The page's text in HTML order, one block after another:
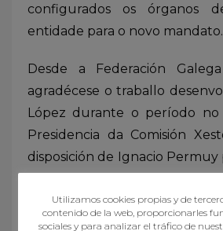
configurados os órganos
entidade para o novo mandato.
Desde a Federación
agradécese o traballo
López durante o período
Presidencia da Comisión
disposición de Ignacio Permuy
especialmente relevante
entidade.
Utilizamos cookies propias y de
contenido de la web, proporcionarles
sociales y para analizar el tráfico de